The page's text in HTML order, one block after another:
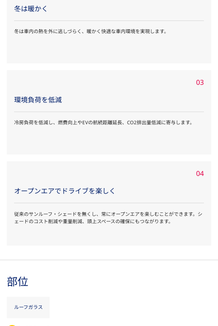
冬は暖かく
冬は車内の熱を外に逃しづらく、暖かく快適な車内環境を実現します。
03
環境負荷を低減
冷房負荷を低減し、燃費向上やEVの航続距離延長、CO2排出量低減に寄与します。
04
オープンエアでドライブを楽しく
従来のサンルーフ・シェードを無くし、常にオープンエアを楽しむことができます。シ
ェードのコスト削減や重量削減、頭上スペースの確保にもつながります。
部位
ルーフガラス